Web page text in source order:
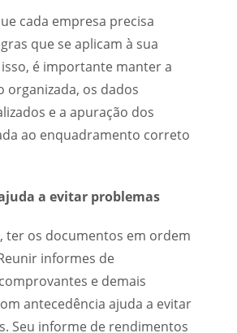
cada empresa precisa
que se aplicam à sua
é importante manter a
organizada, os dados
e a apuração dos
ao enquadramento correto
a evitar problemas
ter os documentos em ordem
informes de
e demais
antecedência ajuda a evitar
Seu informe de rendimentos